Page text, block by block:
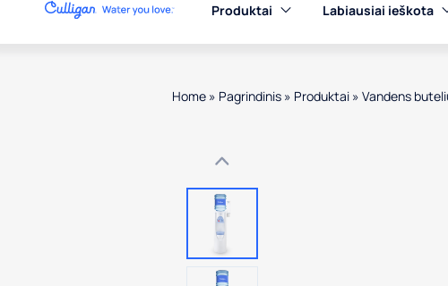
Produktai Labiausiai ieškota
Home » Pagrindinis » Produktai » Vandens
Use arrow keys to navigate between